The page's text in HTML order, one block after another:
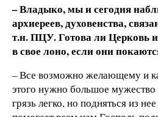
– Владыко, мы и сегодня
архиереев, духовенства,
т.н. ПЦУ. Готова ли Церковь
в свое лоно, если они
– Все возможно желающему и
этого нужно большое мужество
грязь легко, но подняться из